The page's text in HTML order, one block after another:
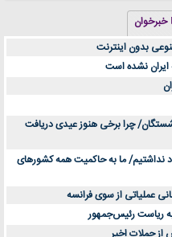
رشد در بازار ایران
این انتخاب باشد
مشتری کدام است؟
از تصمیم‌گیری
ایرانیان
پرونده‌های حساس و کلان
در ایران
روزمره | بررسی ۱۲ مدل برتر
خبرخوان
بدون اینترنت
ایران نشده است
چرا برخی هنوز عیدی دریافت
نداشتیم/ ما به حاکمیت همه کشورهای
عملیاتی از سوی فرانسه
ریاست رئیس‌جمهور
حملات اخیر